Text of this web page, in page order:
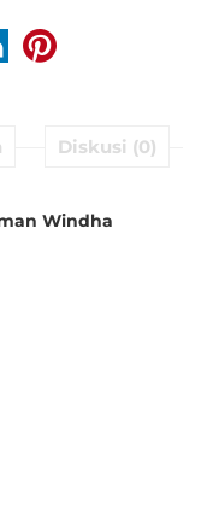
Diskusi (0)
Windha